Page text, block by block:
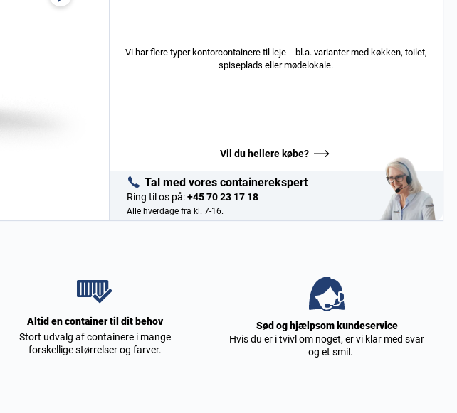
Vi har flere typer kontorcontainere til leje – bl.a. varianter med køkken, toilet,
spiseplads eller mødelokale.
Vil du hellere købe?
Tal med vores containerekspert
Ring til os på:+45 70 23 17 18
Alle hverdage fra kl. 7-16.
Altid en container til dit behov
Stort udvalg af containere i mange
forskellige størrelser og farver.
Sød og hjælpsom kundeservice
Hvis du er i tvivl om noget, er vi klar med svar
– og et smil.